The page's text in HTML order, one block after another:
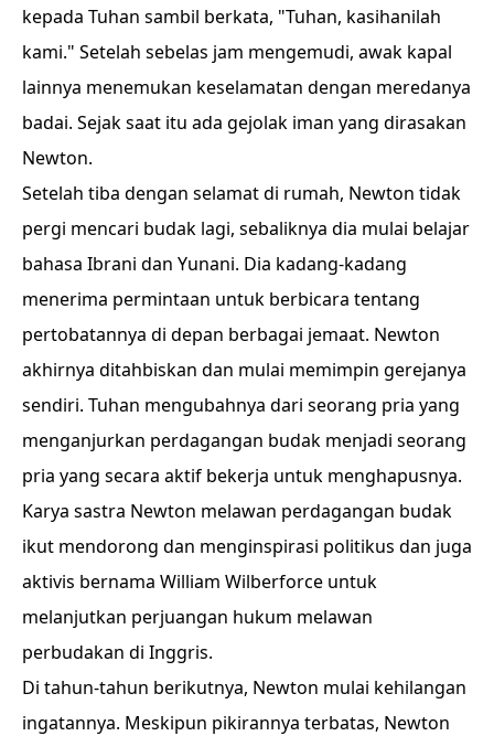
kepada Tuhan sambil berkata, "Tuhan, kasihanilah
kami." Setelah sebelas jam mengemudi, awak kapal
lainnya menemukan keselamatan dengan meredanya
badai. Sejak saat itu ada gejolak iman yang dirasakan
Newton.
Setelah tiba dengan selamat di rumah, Newton tidak
pergi mencari budak lagi, sebaliknya dia mulai belajar
bahasa Ibrani dan Yunani. Dia kadang-kadang
menerima permintaan untuk berbicara tentang
pertobatannya di depan berbagai jemaat. Newton
akhirnya ditahbiskan dan mulai memimpin gerejanya
sendiri. Tuhan mengubahnya dari seorang pria yang
menganjurkan perdagangan budak menjadi seorang
pria yang secara aktif bekerja untuk menghapusnya.
Karya sastra Newton melawan perdagangan budak
ikut mendorong dan menginspirasi politikus dan juga
aktivis bernama William Wilberforce untuk
melanjutkan perjuangan hukum melawan
perbudakan di Inggris.
Di tahun-tahun berikutnya, Newton mulai kehilangan
ingatannya. Meskipun pikirannya terbatas, Newton